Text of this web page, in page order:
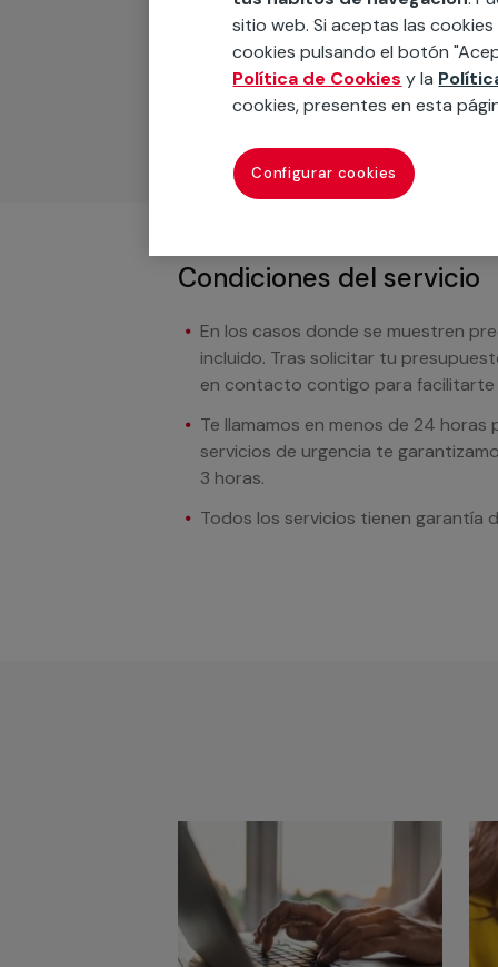
Podemos ofrecer cualquier servicio a
materiales, equipamientos,
cuando te llamemos.
Condiciones del servicio
En los casos donde se muestren
incluido. Tras solicitar tu
en contacto contigo para
Te llamamos en menos de 24
servicios de urgencia te
3 horas.
Todos los servicios tienen garantía
sitio web. Si aceptas las
cookies pulsando el botón
Política de Cookies y la
cookies, presentes en esta
Configurar cookies